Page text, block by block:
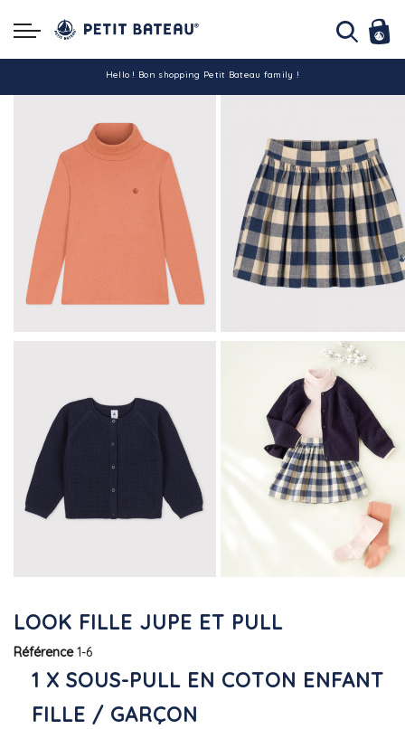
La livraison est assurée partout en Tunisie !
-10% pour tout paiement par carte bancaire (hors promo)
LOOK FILLE JUPE ET PULL
Référence 1-6
1 X SOUS-PULL EN COTON ENFANT
FILLE / GARÇON